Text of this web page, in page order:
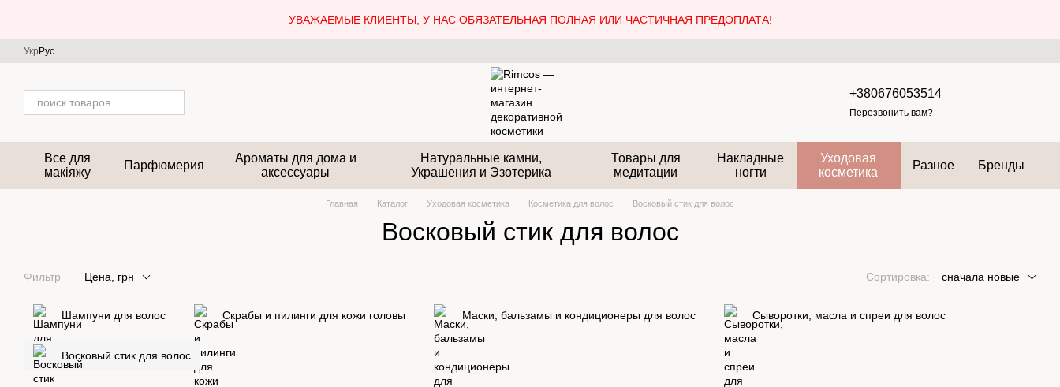
УВАЖАЕМЫЕ КЛИЕНТЫ, У НАС ОБЯЗАТЕЛЬНАЯ ПОЛНАЯ ИЛИ ЧАСТИЧНАЯ ПРЕДОПЛАТА!
Укр Рус
+380676053514
Перезвонить вам?
Все для
макіяжу
Парфюмерия
Ароматы для дома и
аксессуары
Натуральные камни,
Украшения и Эзотерика
Товары для
медитации
Накладные
ногти
Уходовая
косметика
Разное Бренды
Главная Каталог Уходовая косметика Косметика для волос Восковый стик для волос
Восковый стик для волос
Фильтр Цена, грн Сортировка: сначала новые
Шампуни для волос Скрабы и пилинги для кожи головы Маски, бальзамы и кондиционеры для волос Сыворотки, масла и спреи для волос
Восковый стик для волос